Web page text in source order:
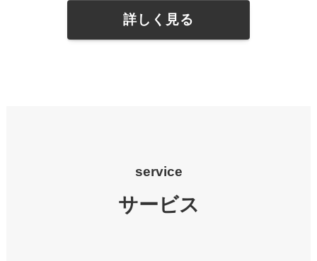
詳しく見る
service
サービス